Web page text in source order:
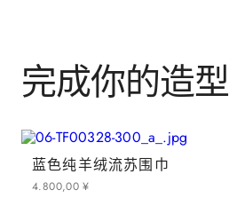
完成你的造型
蓝色纯羊绒流苏围巾
¥
4 ,
800
. 00